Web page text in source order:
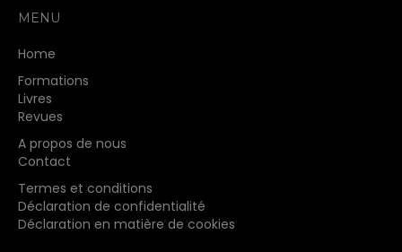
MENU
Home
Formations
Livres
Revues
A propos de nous
Contact
Termes et conditions
Déclaration de confidentialité
Déclaration en matière de cookies